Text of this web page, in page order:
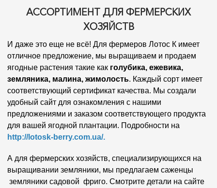
АССОРТИМЕНТ ДЛЯ ФЕРМЕРСКИХ
ХОЗЯЙСТВ
И даже это еще не всё! Для фермеров Лотос К имеет
отличное предложение, мы выращиваем и продаем
ягодные растения такие как голубика, ежевика,
земляника, малина, жимолость. Каждый сорт имеет
соответствующий сертификат качества. Мы создали
удобный сайт для ознакомления с нашими
предложениями и заказом соответствующего продукта
для вашей ягодной плантации. Подробности на
http://lotosk-berry.com.ua/.
А для фермерских хозяйств, специализирующихся на
выращивании земляники, мы предлагаем саженцы
земляники садовой фриго. Смотрите детали на сайте